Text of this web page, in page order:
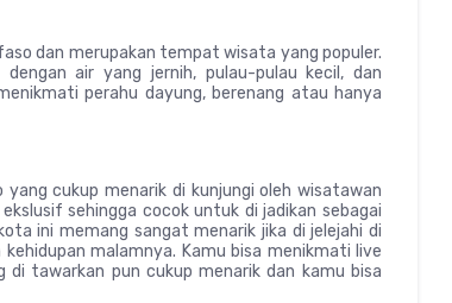
dan merupakan tempat wisata yang populer.
air yang jernih, pulau-pulau kecil, dan
perahu dayung, berenang atau hanya
cukup menarik di kunjungi oleh wisatawan
sehingga cocok untuk di jadikan sebagai
ini memang sangat menarik jika di jelejahi di
malamnya. Kamu bisa menikmati live
tawarkan pun cukup menarik dan kamu bisa